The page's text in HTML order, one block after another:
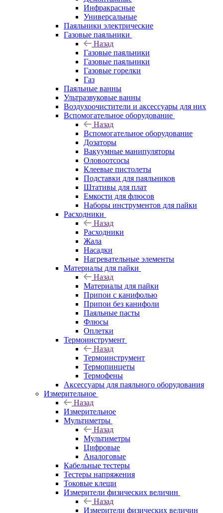
Инфракрасные
Универсальные
Паяльники электрические
Газовые паяльники
Назад
Газовые паяльники
Газовые паяльники
Газовые горелки
Газ
Паяльные ванны
Ультразвуковые ванны
Воздухоочистители и аксессуары для них
Вспомогательное оборудование
Назад
Вспомогательное оборудование
Дозаторы
Вакуумные манипуляторы
Оловоотсосы
Клеевые пистолеты
Подставки для паяльников
Штативы для плат
Емкости для флюсов
Наборы инструментов для пайки
Расходники
Назад
Расходники
Жала
Насадки
Нагревательные элементы
Материалы для пайки
Назад
Материалы для пайки
Припои с канифолью
Припои без канифоли
Паяльные пасты
Флюсы
Оплетки
Термоинструмент
Назад
Термоинструмент
Термопинцеты
Термофены
Аксессуары для паяльного оборудования
Измерительное
Назад
Измерительное
Мультиметры
Назад
Мультиметры
Цифровые
Аналоговые
Кабельные тестеры
Тестеры напряжения
Токовые клещи
Измерители физических величин
Назад
Измерители физических величин